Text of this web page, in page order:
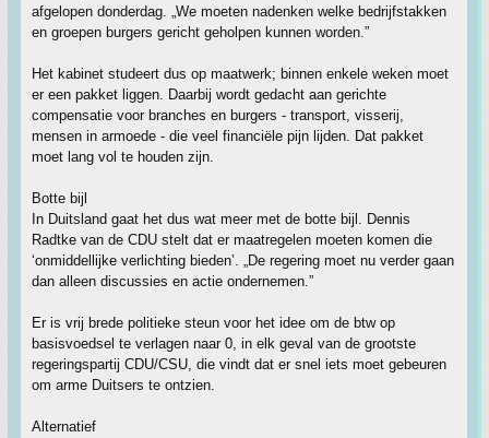
afgelopen donderdag. „We moeten nadenken welke bedrijfstakken
en groepen burgers gericht geholpen kunnen worden.”
Het kabinet studeert dus op maatwerk; binnen enkele weken moet
er een pakket liggen. Daarbij wordt gedacht aan gerichte
compensatie voor branches en burgers - transport, visserij,
mensen in armoede - die veel financiële pijn lijden. Dat pakket
moet lang vol te houden zijn.
Botte bijl
In Duitsland gaat het dus wat meer met de botte bijl. Dennis
Radtke van de CDU stelt dat er maatregelen moeten komen die
‘onmiddellijke verlichting bieden’. „De regering moet nu verder gaan
dan alleen discussies en actie ondernemen.”
Er is vrij brede politieke steun voor het idee om de btw op
basisvoedsel te verlagen naar 0, in elk geval van de grootste
regeringspartij CDU/CSU, die vindt dat er snel iets moet gebeuren
om arme Duitsers te ontzien.
Alternatief